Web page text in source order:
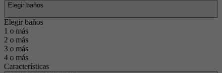
Elegir baños
Elegir baños
1 o más
2 o más
3 o más
4 o más
Características